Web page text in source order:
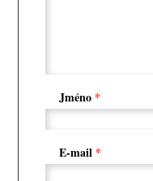
Jméno *
E-mail *